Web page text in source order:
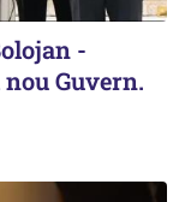
-
Guvern.